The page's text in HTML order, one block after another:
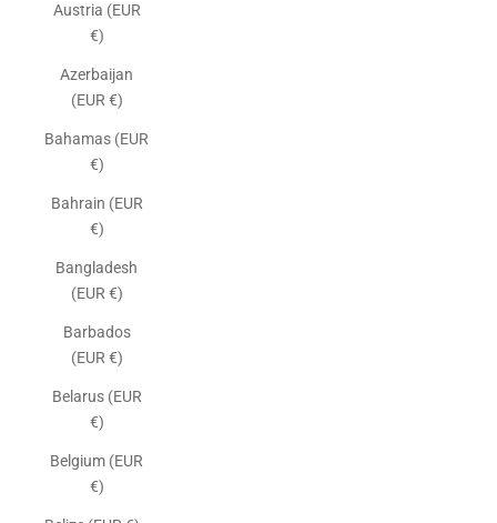
Austria (EUR
€)
Azerbaijan
(EUR €)
Bahamas (EUR
€)
Bahrain (EUR
€)
Bangladesh
(EUR €)
Barbados
(EUR €)
Belarus (EUR
€)
Belgium (EUR
€)